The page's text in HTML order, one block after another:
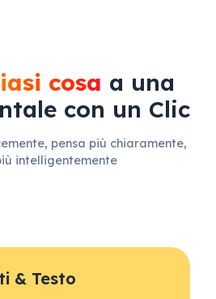
cosa a una
con un Clic
pensa più chiaramente,
intelligentemente
& Testo